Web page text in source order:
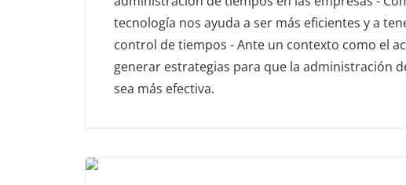
tecnología nos ayuda a ser más eficientes y a
control de tiempos - Ante un contexto como el
generar estrategias para que la administración
sea más efectiva.